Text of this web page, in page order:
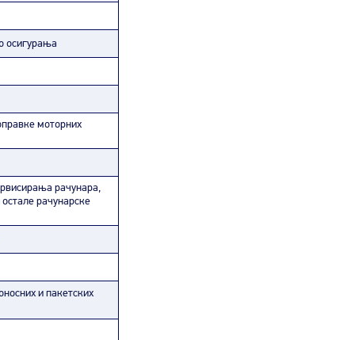
осигурања
моторних
рачунара,
рачунарске
и пакетских